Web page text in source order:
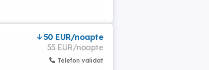
50 EUR/noapte
55 EUR/noapte
Telefon validat